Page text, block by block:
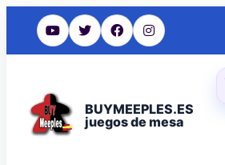
BUYMEEPLES.ES
juegos de mesa